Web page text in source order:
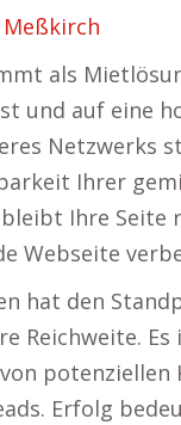
als
und auf eine
Netzwerks
Ihrer
bleibt Ihre
Webseite
hat den
Reichweite.
Erfolg